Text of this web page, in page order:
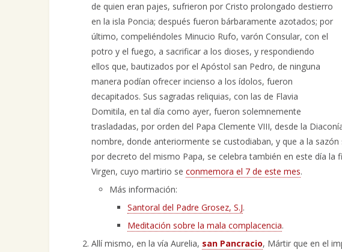
de quien eran pajes, sufrieron por Cristo prolongado destierro
en la isla Poncia; después fueron bárbaramente azotados; por
último, compeliéndoles Minucio Rufo, varón Consular, con el
potro y el fuego, a sacrificar a los dioses, y respondiendo
ellos que, bautizados por el Apóstol san Pedro, de ninguna
manera podían ofrecer incienso a los ídolos, fueron
decapitados. Sus sagradas reliquias, con las de Flavia
Domitila, en tal día como ayer, fueron solemnemente
trasladadas, por orden del Papa Clemente VIII, desde la
nombre, donde anteriormente se custodiaban, y que a la
por decreto del mismo Papa, se celebra también en este día la
Virgen, cuyo martirio se conmemora el 7 de este mes.
Más información:
Santoral del Padre Grosez, S.J.
Meditación sobre la mala complacencia.
Allí mismo, en la vía Aurelia, san Pancracio, Mártir que en el